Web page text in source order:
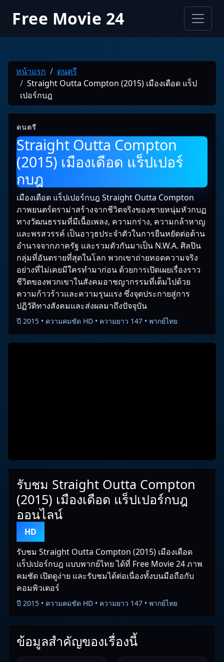
Free Movie 24
หน้าแรก
ดนตรี
Straight Outta Compton (2015) เมืองเดือด แร็ป
เปอร์กบฎ
ดนตรี
Straight Outta Compton
(2015) เมืองเดือด แร็ปเปอร์
กบฎ
เมืองเดือด แร็ปเปอร์กบฎ Straight Outta Compton
ภาพยนตร์ดราม่าสร้างจากชีวิตจริงของชายหนุ่มหัวกบฏ
ทางวัฒนธรรมที่มีเนื้อเพลง, ความกร่าง, ความกล้าหาญ
และพรสวรรค์ เป็นอาวุธประจำตัวในการยืนหยัดต่อต้าน
อำนาจจากภาครัฐ และรวมตัวกันมาเป็น N.W.A. ศิลปิน
กลุ่มที่อันตรายที่สุดในโลก พวกเขาถ่ายทอดความจริง
อย่างที่ไม่เคยมีใครทำมาก่อน ด้วยการเปิดเผยเรื่องราว
ชีวิตของพวกเขาในสังคมอาชญากรรมที่เต็มไปด้วย
ความก้าวร้าวและความรุนแรง ซึ่งจุดประกายสู่การ
ปฏิวัติทางสังคมและส่งผลมาถึงปัจจุบัน
ปี 2015 • ความคมชัด HD • ความยาว 147 • พากย์ไทย
รับชม Straight Outta Compton
(2015) เมืองเดือด แร็ปเปอร์กบฎ
ออนไลน์
HD
รับชม Straight Outta Compton (2015) เมืองเดือด
แร็ปเปอร์กบฎ แบบพากย์ไทย ได้ที่ Free Movie 24 ภาพ
คมชัด เปิดดูง่าย และรับชมได้ต่อเนื่องทั้งบนมือถือกับ
คอมพิวเตอร์
ปี 2015 • ความคมชัด HD • ความยาว 147 • พากย์ไทย
ข้อมูลสำคัญของเรื่องนี้